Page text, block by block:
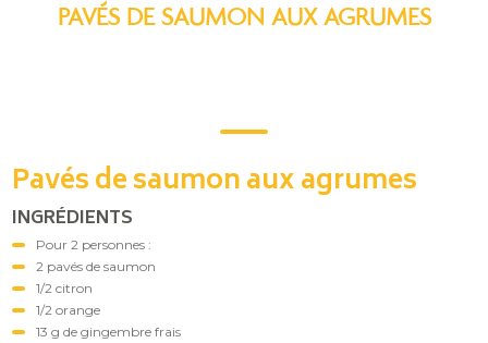
PAVÉS DE SAUMON AUX AGRUMES
Pavés de saumon aux agrumes
INGRÉDIENTS
Pour 2 personnes :
2 pavés de saumon
1/2 citron
1/2 orange
13 g de gingembre frais